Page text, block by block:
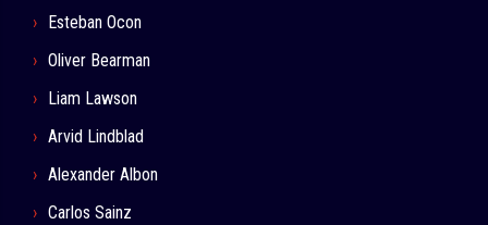
Esteban Ocon
Oliver Bearman
Liam Lawson
Arvid Lindblad
Alexander Albon
Carlos Sainz